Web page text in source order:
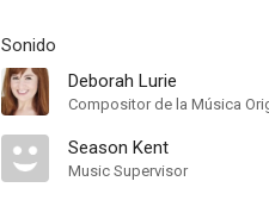
Sonido
Deborah Lurie
Compositor de la Música
Season Kent
Music Supervisor